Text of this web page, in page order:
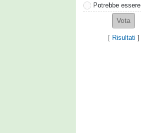
Potrebbe essere
[ Risultati ]